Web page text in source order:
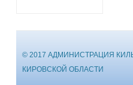
© 2017 АДМИНИСТРАЦИЯ
КИРОВСКОЙ ОБЛАСТИ